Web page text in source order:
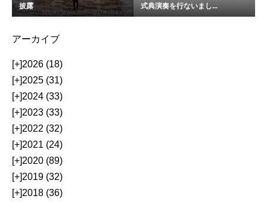
披露
式典演奏を行ないまし...
アーカイブ
[+]2026 (18)
[+]2025 (31)
[+]2024 (33)
[+]2023 (33)
[+]2022 (32)
[+]2021 (24)
[+]2020 (89)
[+]2019 (32)
[+]2018 (36)